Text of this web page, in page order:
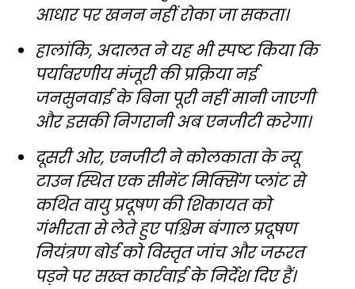
आधार पर खनन नहीं रोका जा सकता।
हालांकि, अदालत ने यह भी स्पष्ट किया कि
पर्यावरणीय मंजूरी की प्रक्रिया नई
जनसुनवाई के बिना पूरी नहीं मानी जाएगी
और इसकी निगरानी अब एनजीटी करेगा।
दूसरी ओर, एनजीटी ने कोलकाता के न्यू
टाउन स्थित एक सीमेंट मिक्सिंग प्लांट से
कथित वायु प्रदूषण की शिकायत को
गंभीरता से लेते हुए पश्चिम बंगाल प्रदूषण
नियंत्रण बोर्ड को विस्तृत जांच और जरूरत
पड़ने पर सख्त कार्रवाई के निर्देश दिए हैं।